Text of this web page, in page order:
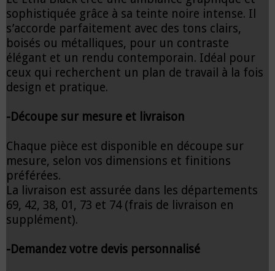
sophistiquée grâce à sa teinte noire intense. Il
s’accorde parfaitement avec des tons clairs,
boisés ou métalliques, pour un contraste
élégant et un rendu contemporain. Idéal pour
ceux qui recherchent un plan de travail à la fois
design et pratique.
-Découpe sur mesure et livraison
Chaque pièce est disponible en découpe sur
mesure, selon vos dimensions et finitions
préférées.
La livraison est assurée dans les départements
69, 42, 38, 01, 73 et 74 (frais de livraison en
supplément).
-Demandez votre devis personnalisé